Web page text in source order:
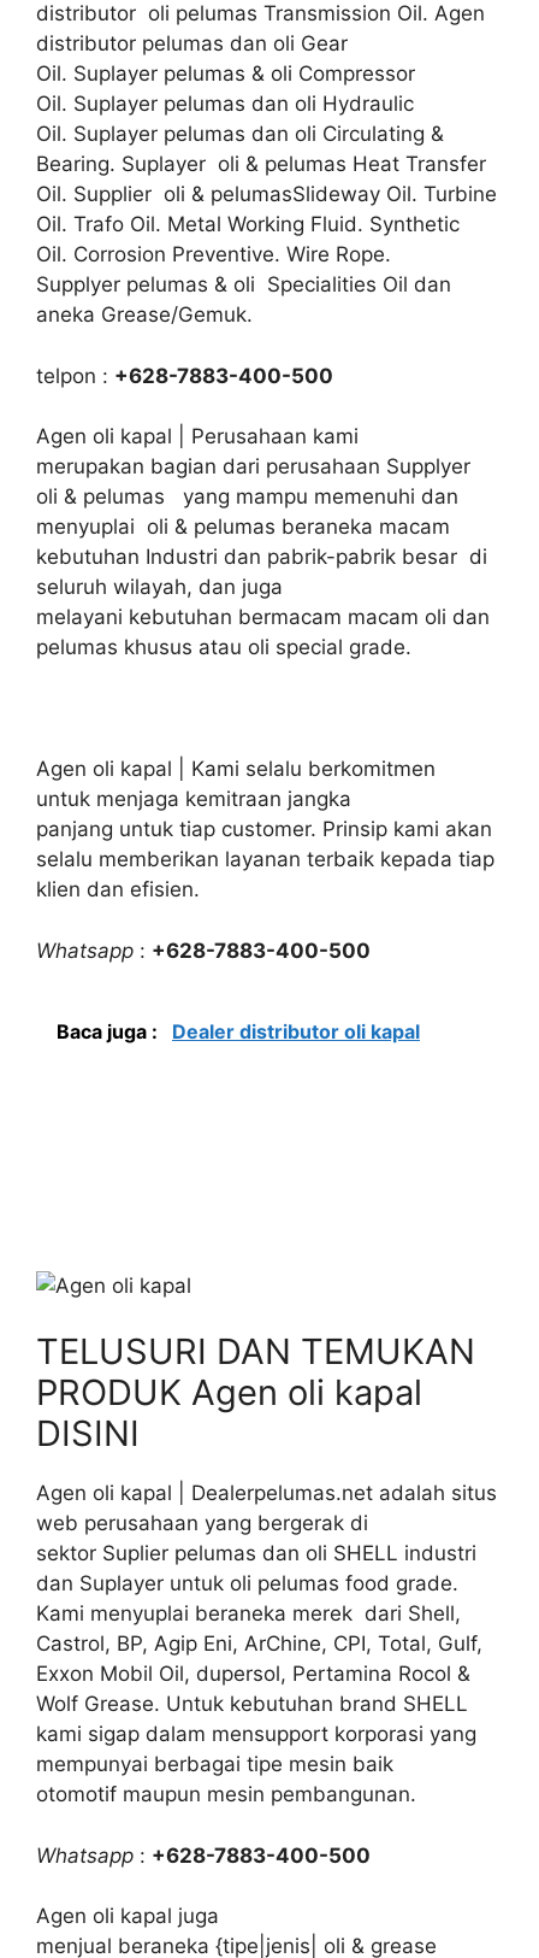
distributor oli pelumas Transmission Oil. Agen
distributor pelumas dan oli Gear
Oil. Suplayer pelumas & oli Compressor
Oil. Suplayer pelumas dan oli Hydraulic
Oil. Suplayer pelumas dan oli Circulating &
Bearing. Suplayer oli & pelumas Heat Transfer
Oil. Supplier oli & pelumasSlideway Oil. Turbine
Oil. Trafo Oil. Metal Working Fluid. Synthetic
Oil. Corrosion Preventive. Wire Rope.
Supplyer pelumas & oli Specialities Oil dan
aneka Grease/Gemuk.
telpon : +628-7883-400-500
Agen oli kapal | Perusahaan kami
merupakan bagian dari perusahaan Supplyer
oli & pelumas yang mampu memenuhi dan
menyuplai oli & pelumas beraneka macam
kebutuhan Industri dan pabrik-pabrik besar di
seluruh wilayah, dan juga
melayani kebutuhan bermacam macam oli dan
pelumas khusus atau oli special grade.
Agen oli kapal | Kami selalu berkomitmen
untuk menjaga kemitraan jangka
panjang untuk tiap customer. Prinsip kami akan
selalu memberikan layanan terbaik kepada tiap
klien dan efisien.
Whatsapp : +628-7883-400-500
Baca juga : Dealer distributor oli kapal
TELUSURI DAN TEMUKAN
PRODUK Agen oli kapal
DISINI
Agen oli kapal | Dealerpelumas.net adalah situs
web perusahaan yang bergerak di
sektor Suplier pelumas dan oli SHELL industri
dan Suplayer untuk oli pelumas food grade.
Kami menyuplai beraneka merek dari Shell,
Castrol, BP, Agip Eni, ArChine, CPI, Total, Gulf,
Exxon Mobil Oil, dupersol, Pertamina Rocol &
Wolf Grease. Untuk kebutuhan brand SHELL
kami sigap dalam mensupport korporasi yang
mempunyai berbagai tipe mesin baik
otomotif maupun mesin pembangunan.
Whatsapp : +628-7883-400-500
Agen oli kapal juga
menjual beraneka {tipe|jenis| oli & grease